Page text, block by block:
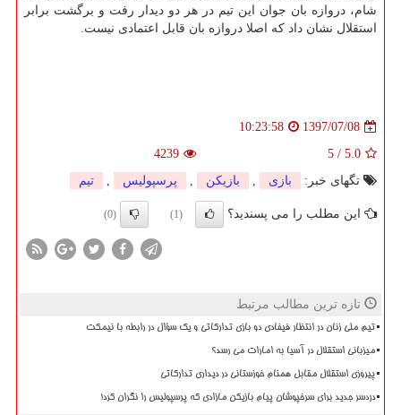
شام، دروازه بان جوان این تیم در هر دو دیدار رفت و برگشت برابر
استقلال نشان داد كه اصلا دروازه بان قابل اعتمادی نیست.
1397/07/08
10:23:58
5.0
/
5
4239
تگهای خبر:
بازی , بازیكن , پرسپولیس , تیم
این مطلب را می پسندید؟ (1)
(0)
تازه ترین مطالب مرتبط
تیم ملی زنان در انتظار فیفادی دو بازی تدارکاتی و یک سؤال در رابطه با نیمکت
میزبانی استقلال در آسیا به امارات می رسد؟
پیروزی استقلال مقابل همنام خوزستانی در دیداری تدارکاتی
دردسر جدید برای سرخپوشان پیام بازیکن مازادی که پرسپولیس را نگران کرد!